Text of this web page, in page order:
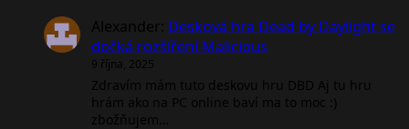
Alexander: Desková hra Dead by Daylight se
dočká rozšíření Malicious
9 října, 2025
Zdravím mám tuto deskovu hru DBD Aj tu hru
hrám ako na PC online baví ma to moc :)
zbožňujem…